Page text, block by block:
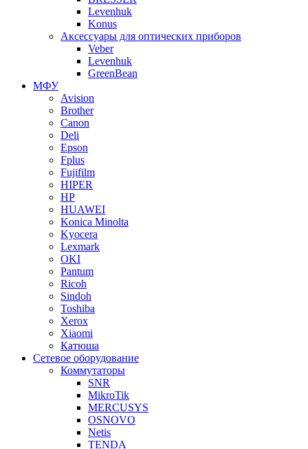
Levenhuk
Konus
Аксессуары для оптических приборов
Veber
Levenhuk
GreenBean
МФУ
Avision
Brother
Canon
Deli
Epson
Fplus
Fujifilm
HIPER
HP
HUAWEI
Konica Minolta
Kyocera
Lexmark
OKI
Pantum
Ricoh
Sindoh
Toshiba
Xerox
Xiaomi
Катюша
Сетевое оборудование
Коммутаторы
SNR
MikroTik
MERCUSYS
OSNOVO
Netis
TENDA